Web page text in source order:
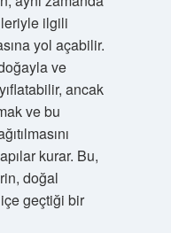
ilgili
yol açabilir.
ve
ancak
ve bu
kurar. Bu,
doğal
geçtiği bir